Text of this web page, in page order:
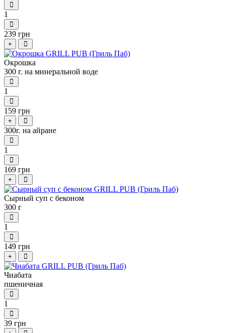
1
239 грн
+
Окрошка
300 г. на минеральной воде
1
159 грн
+
300г. на айране
1
169 грн
+
Сырный суп с беконом
300 г
1
149 грн
+
Чиабата
пшеничная
1
39 грн